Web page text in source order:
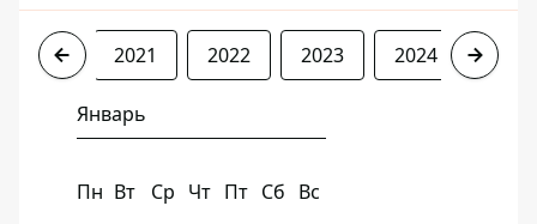
2020 2021 2022 2023 2024 2025
Январь
Пн Вт Ср Чт Пт Сб Вс